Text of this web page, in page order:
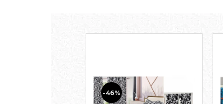
-46%